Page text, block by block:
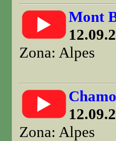
Mont
Zona: Alpes
Zona: Alpes